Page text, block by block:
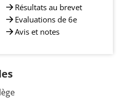
Résultats au brevet
Evaluations de 6e
Avis et notes